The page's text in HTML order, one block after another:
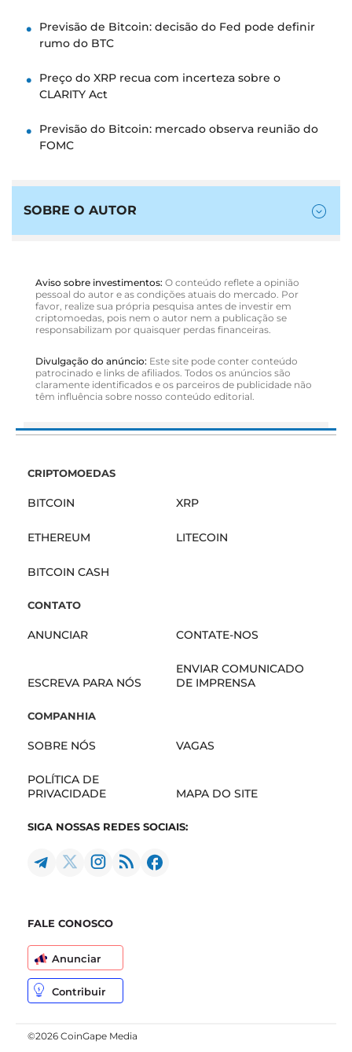
Previsão de Bitcoin: decisão do Fed pode definir
rumo do BTC
Preço do XRP recua com incerteza sobre o
CLARITY Act
Previsão do Bitcoin: mercado observa reunião do
FOMC
SOBRE O AUTOR
Aviso sobre investimentos: O conteúdo reflete a opinião
pessoal do autor e as condições atuais do mercado. Por
favor, realize sua própria pesquisa antes de investir em
criptomoedas, pois nem o autor nem a publicação se
responsabilizam por quaisquer perdas financeiras.
Divulgação do anúncio: Este site pode conter conteúdo
patrocinado e links de afiliados. Todos os anúncios são
claramente identificados e os parceiros de publicidade não
têm influência sobre nosso conteúdo editorial.
CRIPTOMOEDAS
BITCOIN XRP
ETHEREUM LITECOIN
BITCOIN CASH
CONTATO
ANUNCIAR CONTATE-NOS
ESCREVA PARA NÓS
ENVIAR COMUNICADO
DE IMPRENSA
COMPANHIA
SOBRE NÓS VAGAS
POLÍTICA DE
PRIVACIDADE
MAPA DO SITE
SIGA NOSSAS REDES SOCIAIS:
FALE CONOSCO
Anunciar
Contribuir
©2026 CoinGape Media